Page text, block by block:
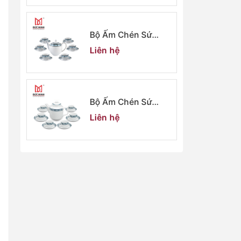
Bộ Ấm Chén Sứ
Minh Long 2907
Liên hệ
Bộ Ấm Chén Sứ
Minh Long 2906
Liên hệ